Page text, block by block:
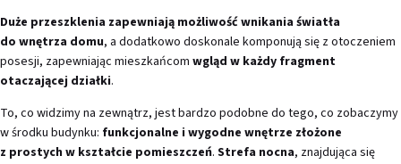
Duże przeszklenia zapewniają możliwość wnikania światła
do wnętrza domu, a dodatkowo doskonale komponują się z otoczeniem
posesji, zapewniając mieszkańcom wgląd w każdy fragment
otaczającej działki.
To, co widzimy na zewnątrz, jest bardzo podobne do tego, co zobaczymy
w środku budynku: funkcjonalne i wygodne wnętrze złożone
z prostych w kształcie pomieszczeń. Strefa nocna, znajdująca się